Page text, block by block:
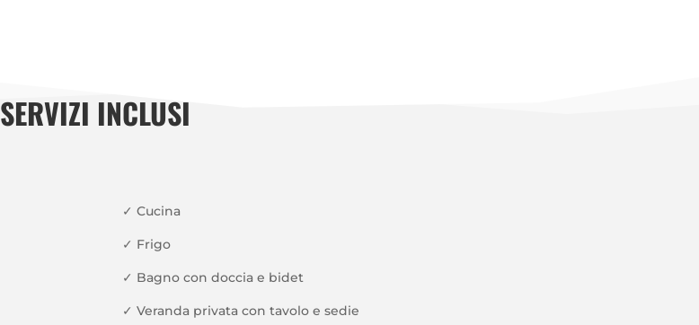
SERVIZI INCLUSI
✓ Cucina
✓ Frigo
✓ Bagno con doccia e bidet
✓ Veranda privata con tavolo e sedie